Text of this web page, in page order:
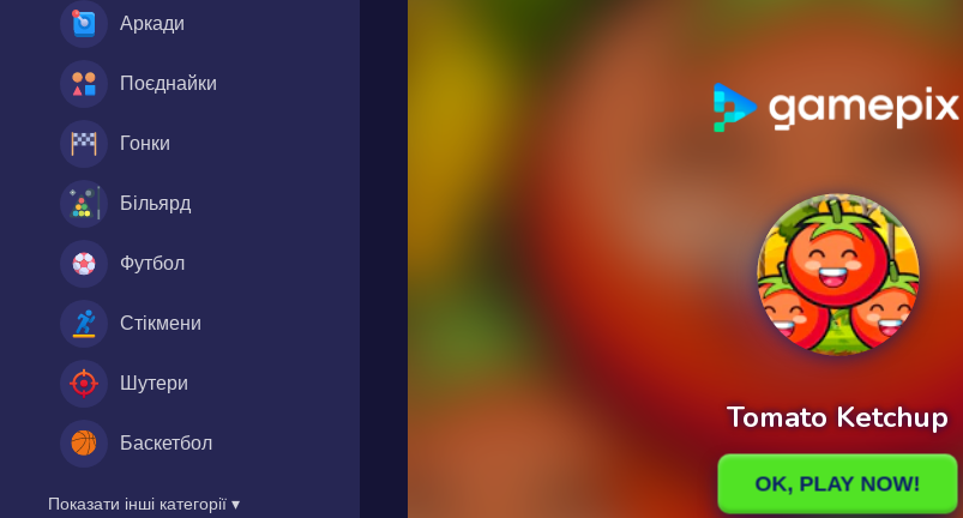
Аркади
Поєднайки
Гонки
Більярд
Футбол
Стікмени
Шутери
Баскетбол
Показати інші категорії ▾